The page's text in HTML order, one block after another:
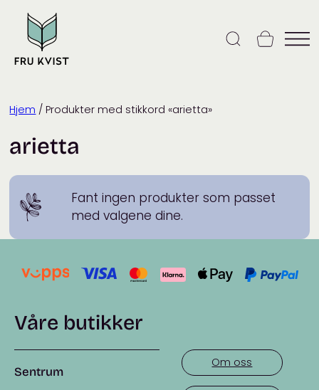
content
Hjem / Produkter med stikkord «arietta»
arietta
Fant ingen produkter som passet
med valgene dine.
Våre butikker
Sentrum
Om oss